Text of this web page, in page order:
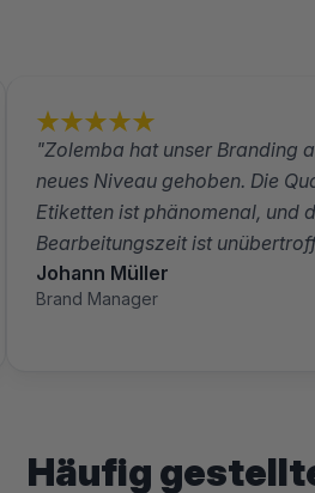
"Zolemba hat unser Branding
neues Niveau gehoben. Die
Etiketten ist phänomenal, und
Bearbeitungszeit ist
Johann Müller
Brand Manager
Häufig